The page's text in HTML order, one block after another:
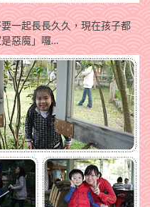
一起長長久久，現在孩子都
惡魔」囉…